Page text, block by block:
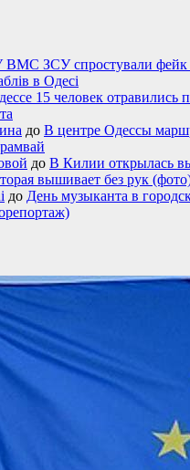
ВМС ЗСУ спростували
в Одесі
15 человек отравились
до В центре Одессы
до В Килии открылась
вышивает без рук
до День музыканта в